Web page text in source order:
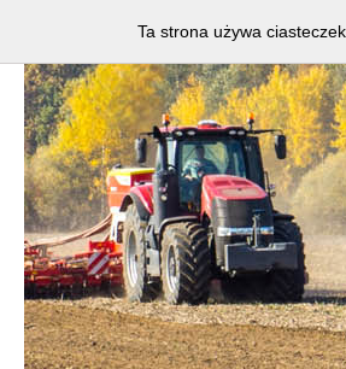
Ta strona używa